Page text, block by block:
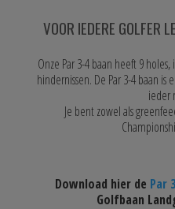
VOOR IEDERE GOLFER
Onze Par 3-4 baan heeft 9
hindernissen. De Par 3-4 baan is
ieder
Je bent zowel als
Download hier de Par
Golfbaan